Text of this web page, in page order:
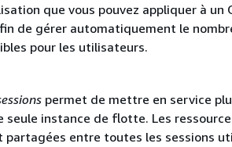
que vous pouvez appliquer à un
de gérer automatiquement le
pour les utilisateurs.
permet de mettre en service
seule instance de flotte. Les
partagées entre toutes les sessions